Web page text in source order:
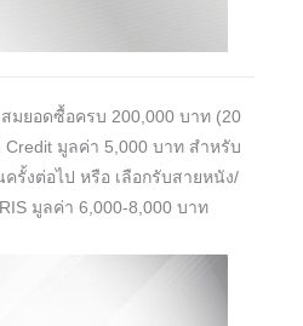
มยอดซื้อครบ 200,000 บาท (20
Credit มูลค่า 5,000 บาท สำหรับ
รั้งต่อไป หรือ เลือกรับสายหนัง/
มูลค่า 6,000-8,000 บาท